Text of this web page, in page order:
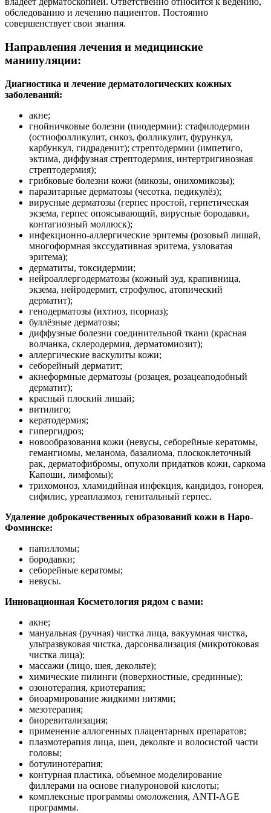
обследованию и лечению пациентов. Постоянно
совершенствует свои знания.
Направления лечения и медицинские
манипуляции:
Диагностика и лечение дерматологических кожных
заболеваний:
акне;
гнойничковые болезни (пиодермии): стафилодермии
(остиофолликулит, сикоз, фолликулит, фурункул,
карбункул, гидраденит); стрептодермии (импетиго,
эктима, диффузная стрептодермия, интертригинозная
стрептодермия);
грибковые болезни кожи (микозы, онихомикозы);
паразитарные дерматозы (чесотка, педикулёз);
вирусные дерматозы (герпес простой, герпетическая
экзема, герпес опоясывающий, вирусные бородавки,
контагиозный моллюск);
инфекционно-аллергические эритемы (розовый лишай,
многоформная экссудативная эритема, узловатая
эритема);
дерматиты, токсидермии;
нейроаллергодерматозы (кожный зуд, крапивница,
экзема, нейродермит, строфулюс, атопический
дерматит);
генодерматозы (ихтиоз, псориаз);
буллёзные дерматозы;
диффузные болезни соединительной ткани (красная
волчанка, склеродермия, дерматомиозит);
аллергические васкулиты кожи;
себорейный дерматит;
акнеформные дерматозы (розацея, розацеаподобный
дерматит);
красный плоский лишай;
витилиго;
кератодермия;
гипергидроз;
новообразования кожи (невусы, себорейные кератомы,
гемангиомы, меланома, базалиома, плоскоклеточный
рак, дерматофибромы, опухоли придатков кожи, саркома
Капоши, лимфомы);
трихомоноз, хламидийная инфекция, кандидоз, гонорея,
сифилис, уреаплазмоз, генитальный герпес.
Удаление доброкачественных образований кожи в Наро-
Фоминске:
папилломы;
бородавки;
себорейные кератомы;
невусы.
Инновационная Косметология рядом с вами:
акне;
мануальная (ручная) чистка лица, вакуумная чистка,
ультразвуковая чистка, дарсонвализация (микротоковая
чистка лица);
массажи (лицо, шея, декольте);
химические пилинги (поверхностные, срединные);
озонотерапия, криотерапия;
биоармирование жидкими нитями;
мезотерапия;
биоревитализация;
применение аллогенных плацентарных препаратов;
плазмотерапия лица, шеи, декольте и волосистой части
головы;
ботулинотерапия;
контурная пластика, объемное моделирование
филлерами на основе гиалуроновой кислоты;
комплексные программы омоложения, ANTI-AGE
программы.